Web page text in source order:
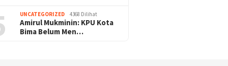
UNCATEGORIZED 4368 Dilihat
Amirul Mukminin: KPU Kota
Bima Belum Men…